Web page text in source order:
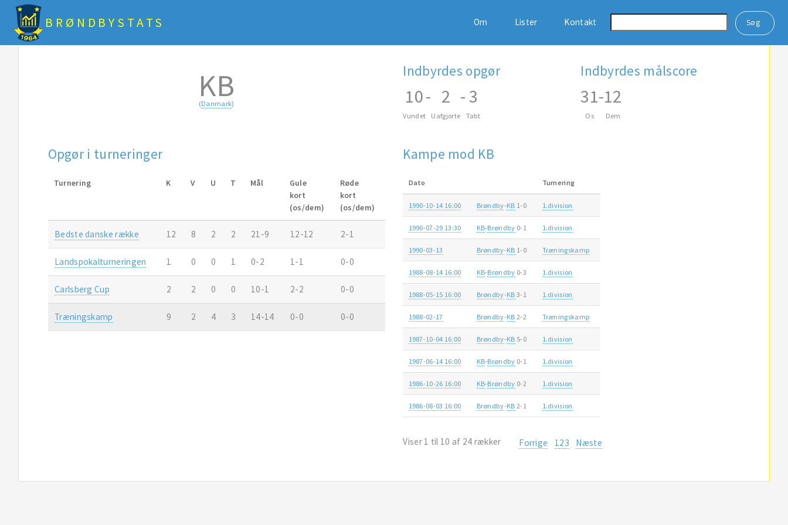
BRØNDBYSTATS Om Lister Kontakt
KB
(Danmark)
Indbyrdes opgør
10
Vundet
- 2
Uafgjorte
-3
Tabt
Indbyrdes målscore
31
Os
-12
Dem
Opgør i turneringer
Turnering K V U T Mål
Gule
kort
(os/dem)
Røde
kort
(os/dem)
Bedste danske række 12 8 2 2 21-9 12-12 2-1
Landspokalturneringen 1 0 0 1 0-2 1-1 0-0
Carlsberg Cup 2 2 0 0 10-1 2-2 0-0
Træningskamp 9 2 4 3 14-14 0-0 0-0
Kampe mod KB
Dato Turnering
1990-10-14 16:00 Brøndby-KB 1-0 1.division
1990-07-29 13:30 KB-Brøndby 0-1 1.division
1990-03-13 Brøndby-KB 1-0 Træningskamp
1988-08-14 16:00 KB-Brøndby 0-3 1.division
1988-05-15 16:00 Brøndby-KB 3-1 1.division
1988-02-17 Brøndby-KB 2-2 Træningskamp
1987-10-04 16:00 Brøndby-KB 5-0 1.division
1987-06-14 16:00 KB-Brøndby 0-1 1.division
1986-10-26 16:00 KB-Brøndby 0-2 1.division
1986-08-03 16:00 Brøndby-KB 2-1 1.division
Viser 1 til 10 af 24 rækker Forrige 1 23 Næste